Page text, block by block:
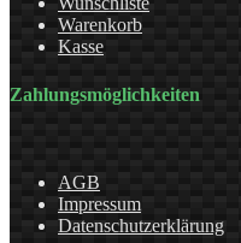
Warenkorb
Kasse
Zahlungsmöglichkeiten
AGB
Impressum
Datenschutzerklärung